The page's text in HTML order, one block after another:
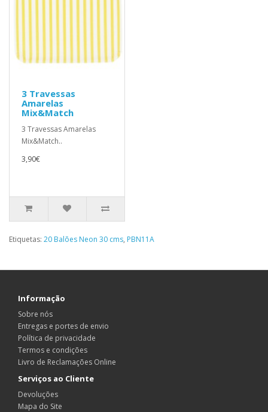
3 Travessas
Amarelas
Mix&Match
3 Travessas Amarelas
Mix&Match..
3,90€
Etiquetas: 20 Balões Neon 30 cms, PBN11A
Informação
Sobre nós
Entregas e portes de envio
Política de privacidade
Termos e condições
Livro de Reclamações Online
Serviços ao Cliente
Devoluções
Mapa do Site